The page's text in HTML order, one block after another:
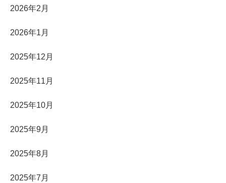
2026年2月
2026年1月
2025年12月
2025年11月
2025年10月
2025年9月
2025年8月
2025年7月